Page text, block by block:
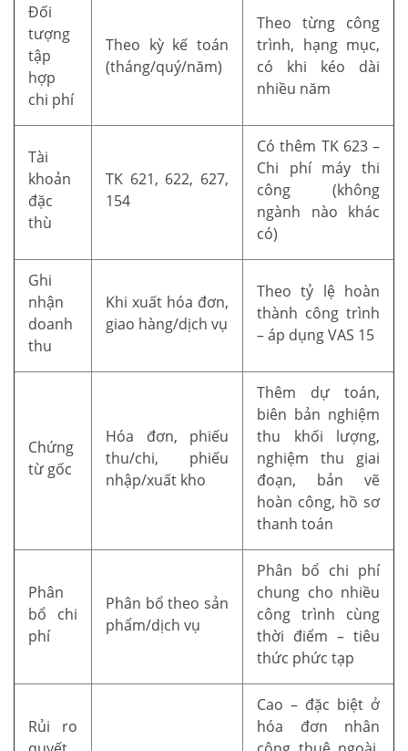
Đối
tượng
tập
hợp
chi phí
Theo kỳ kế toán
(tháng/quý/năm)
Theo từng công
trình, hạng mục,
có khi kéo dài
nhiều năm
Tài
khoản
đặc
thù
TK 621, 622, 627,
154
Có thêm TK 623 –
Chi phí máy thi
công (không
ngành nào khác
có)
Ghi
nhận
doanh
thu
Khi xuất hóa đơn,
giao hàng/dịch vụ
Theo tỷ lệ hoàn
thành công trình
– áp dụng VAS 15
Chứng
từ gốc
Hóa đơn, phiếu
thu/chi, phiếu
nhập/xuất kho
Thêm dự toán,
biên bản nghiệm
thu khối lượng,
nghiệm thu giai
đoạn, bản vẽ
hoàn công, hồ sơ
thanh toán
Phân
bổ chi
phí
Phân bổ theo sản
phẩm/dịch vụ
Phân bổ chi phí
chung cho nhiều
công trình cùng
thời điểm – tiêu
thức phức tạp
Rủi ro
Cao – đặc biệt ở
hóa đơn nhân